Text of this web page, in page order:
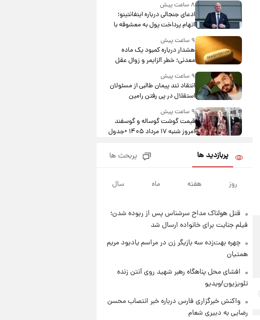
۸ ساعت پیش
ادعای جنجالی درباره اینفانتینو؛
اتهام پرداخت پول به معشوقه با
درآمد یوفا
۹ ساعت پیش
هشدار درباره کمبود یک ماده
معدنی؛ خطر آلزایمر و زوال عقل
افزایش می‌یابد؟
۹ ساعت پیش
انتقاد تند پیمان طالبی از مسئولان
استقلال در پی رفتن رامین
رضاییان+ عکس
۹ ساعت پیش
قیمت گوشت گوساله و گوسفند
امروز شنبه ۱۷ مرداد ۱۴۰۵ +جدول
با قدرتمندترین و بادوام ترین
تانک جهان آشنا شوید+ فیلم
۱۰ ساعت پیش
۱۱ ساعت پیش
قیمت محصولات ایران‌خودرو و
سایپا امروز شنبه ۱۷ مرداد ۱۴۰۵
دلار، طلا و سکه شنبه ۱۷ مرداد
پربازدید ها پربحث ها
روز هفته ماه سال
قتل هولناک مداح سرشناس پس از ربوده شدن؛
فیلم جنایت برای خانواده ارسال شد
چهره بهت‌زده سه بازیگر زن در مراسم یادبود مریم
همتیان
افشای محل پناهگاه‌ رهبر شهید روی آنتن زنده
تلویزیون/ویدیو
واکنش خبرگزاری فارس درباره خبر انتصاب محسن
رضایی به دبیری شعام